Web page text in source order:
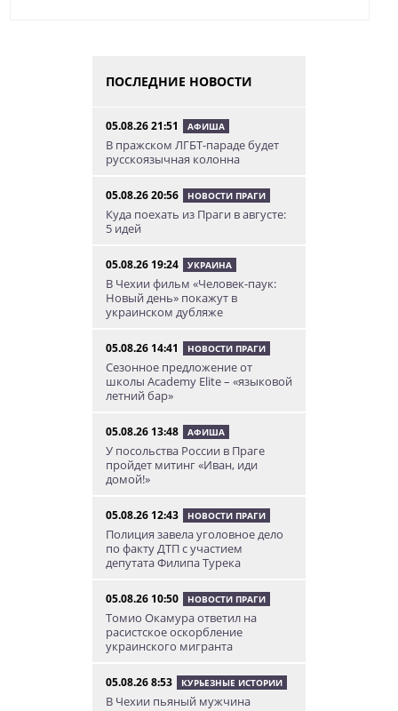
ПОСЛЕДНИЕ НОВОСТИ
05.08.26 21:51 АФИША
В пражском ЛГБТ-параде будет
русскоязычная колонна
05.08.26 20:56 НОВОСТИ ПРАГИ
Куда поехать из Праги в августе:
5 идей
05.08.26 19:24 УКРАИНА
В Чехии фильм «Человек-паук:
Новый день» покажут в
украинском дубляже
05.08.26 14:41 НОВОСТИ ПРАГИ
Сезонное предложение от
школы Academy Elite – «языковой
летний бар»
05.08.26 13:48 АФИША
У посольства России в Праге
пройдет митинг «Иван, иди
домой!»
05.08.26 12:43 НОВОСТИ ПРАГИ
Полиция завела уголовное дело
по факту ДТП с участием
депутата Филипа Турека
05.08.26 10:50 НОВОСТИ ПРАГИ
Томио Окамура ответил на
расистское оскорбление
украинского мигранта
05.08.26 8:53 КУРЬЕЗНЫЕ ИСТОРИИ
В Чехии пьяный мужчина